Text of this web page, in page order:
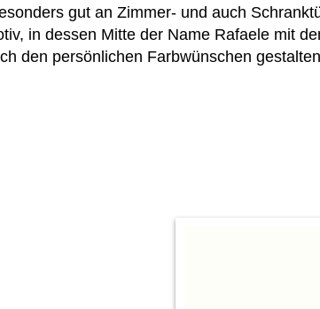
gut an Zimmer- und auch
in dessen Mitte der Name Rafaele mit
den persönlichen Farbwünschen